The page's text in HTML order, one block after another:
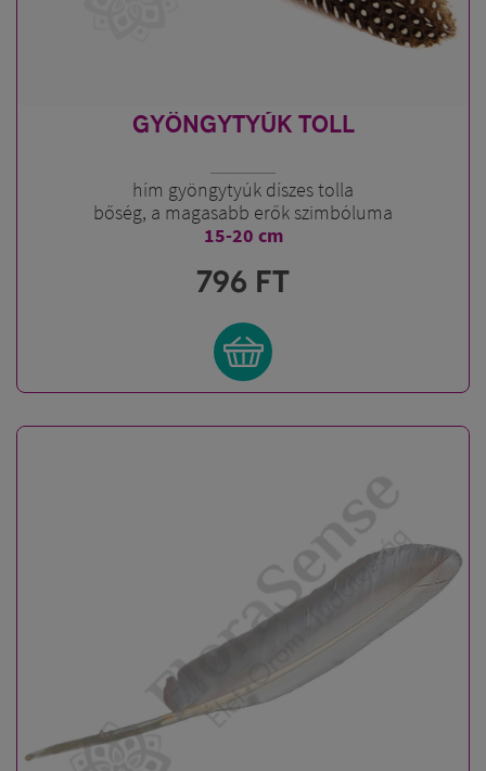
GYÖNGYTYÚK TOLL
hím gyöngytyúk díszes tolla
bőség, a magasabb erők szimbóluma
15-20 cm
796 FT